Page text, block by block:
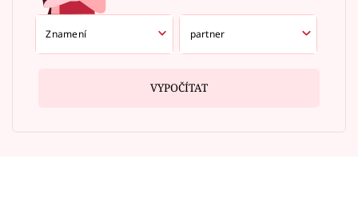
VYPOČÍTAT